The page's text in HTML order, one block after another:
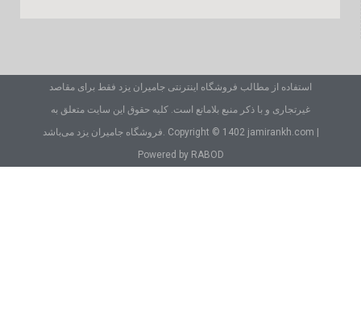
استفاده از مطالب فروشگاه اینترنتی جامیران یزد فقط برای مقاصد
غیرتجاری و با ذکر منبع بلامانع است. کلیه حقوق این سایت متعلق به
فروشگاه جامیران یزد می‌باشد. Copyright © 1402 jamirankh.com |
Powered by RABOD